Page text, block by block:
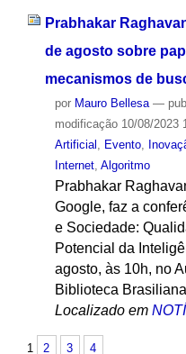
Prabhakar
de agosto sobre
mecanismos de
por Mauro Bellesa —
modificação10/08/2023
Artificial , Evento,
Internet, Algoritmo
Prabhakar
Google, faz a
e Sociedade:
Potencial da
agosto, às 10h, no
Biblioteca
Localizado em
1 2 3 4